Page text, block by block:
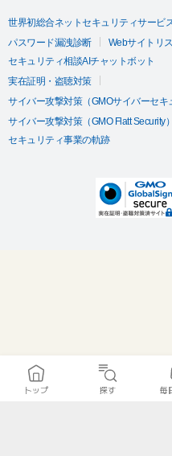
世界初総合ネットセキュリティサービ
パスワード漏洩診断
Webサイトリ
セキュリティ相談AIチャットボット
実在証明・盗聴対策
サイバー攻撃対策（GMOサイバーセキ
サイバー攻撃対策（GMO Flatt Security）
セキュリティ事業の軌跡
トップ 探す 毎